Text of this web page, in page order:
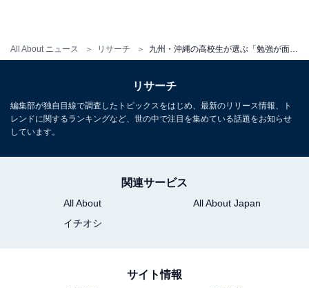
All About ニュース リサーチ
リサーチ
編集部が独自目線で調査したトピックスをはじめ、最新のリリース情報、ト
レンドに関するランキングなど、世の中で注目を集めている話題をお知らせ
しています。
関連サービス
All About
All About Japan
イチオシ
サイト情報